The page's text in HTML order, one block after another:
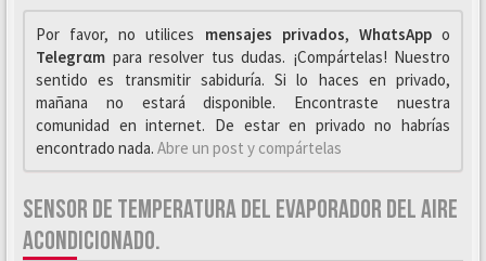
Por favor, no utilices mensajes privados, WhαtsAppo
Telegrαm para resolver tus dudas. ¡Compártelas! Nuestro
sentido es transmitir sabiduría. Si lo haces en privado,
mañana no estará disponible. Encontraste nuestra
comunidad en internet. De estar en privado no habrías
encontrado nada. Abre un post y compártelas
SENSOR DE TEMPERATURA DEL EVAPORADOR DEL AIRE
ACONDICIONADO.